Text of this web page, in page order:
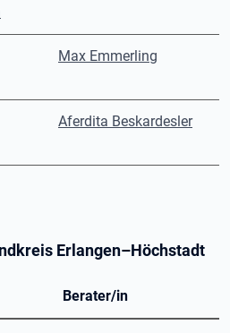
Max Emmerling
Aferdita Beskardesler
Erlangen–Höchstadt
Berater/in